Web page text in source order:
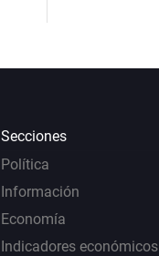
Secciones
Política
Información
Economía
Indicadores económicos